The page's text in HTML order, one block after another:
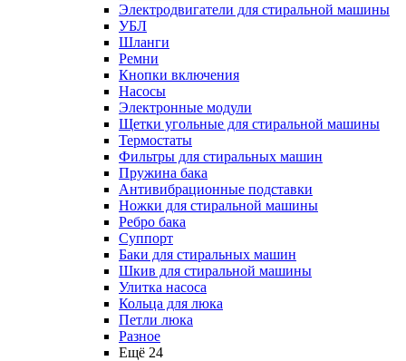
Электродвигатели для стиральной машины
УБЛ
Шланги
Ремни
Кнопки включения
Насосы
Электронные модули
Щетки угольные для стиральной машины
Термостаты
Фильтры для стиральных машин
Пружина бака
Антивибрационные подставки
Ножки для стиральной машины
Ребро бака
Суппорт
Баки для стиральных машин
Шкив для стиральной машины
Улитка насоса
Кольца для люка
Петли люка
Разное
Ещё 24